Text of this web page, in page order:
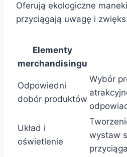
Oferują ekologiczne
przyciągają uwagę i
Elementy
merchandisingu
Odpowiedni
dobór produktów
Wybór
Układ i
oświetlenie
wystaw